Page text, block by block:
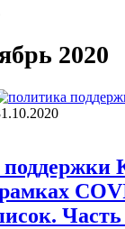
2020
Часть